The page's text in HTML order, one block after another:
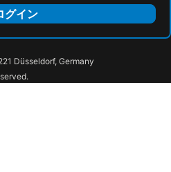
日光東照宮
成田ゆめ牧場
Narita International Airport
成田山 新勝寺
グイン
Düsseldorf, Germany